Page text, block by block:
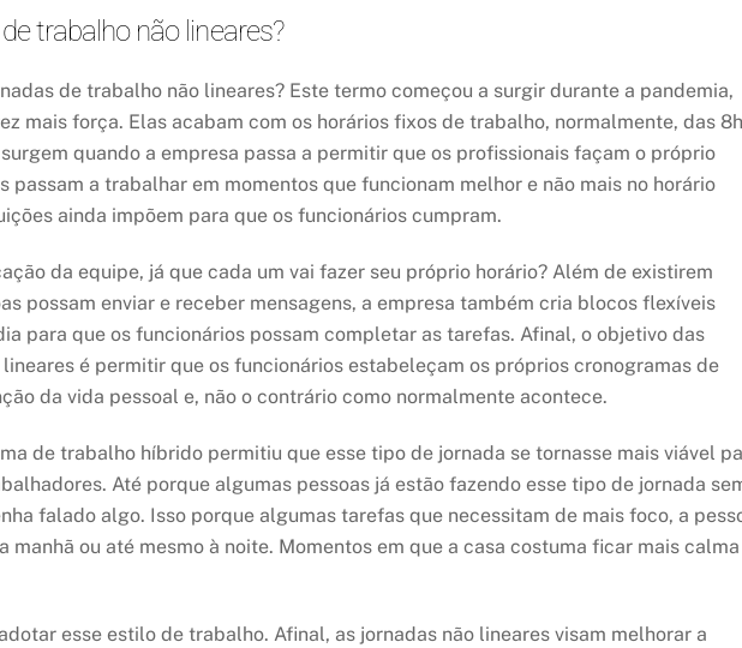
trabalho não lineares?
de trabalho não lineares? Este termo começou a surgir durante a pandemia,
mais força. Elas acabam com os horários fixos de trabalho, normalmente, das 8h
surgem quando a empresa passa a permitir que os profissionais façam o próprio
passam a trabalhar em momentos que funcionam melhor e não mais no horário
ainda impõem para que os funcionários cumpram.
da equipe, já que cada um vai fazer seu próprio horário? Além de existirem
possam enviar e receber mensagens, a empresa também cria blocos flexíveis
para que os funcionários possam completar as tarefas. Afinal, o objetivo das
é permitir que os funcionários estabeleçam os próprios cronogramas de
da vida pessoal e, não o contrário como normalmente acontece.
de trabalho híbrido permitiu que esse tipo de jornada se tornasse mais viável
Até porque algumas pessoas já estão fazendo esse tipo de jornada
falado algo. Isso porque algumas tarefas que necessitam de mais foco, a
manhã ou até mesmo à noite. Momentos em que a casa costuma ficar mais
esse estilo de trabalho. Afinal, as jornadas não lineares visam melhorar a